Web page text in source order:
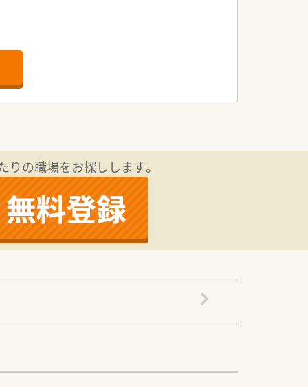
を求めています。
方を歓迎いたします。
局です。
ます。
しています。
の職場をお探しします。